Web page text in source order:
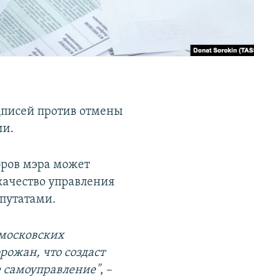
против отмены
мэра может
управления
что создаст
, –